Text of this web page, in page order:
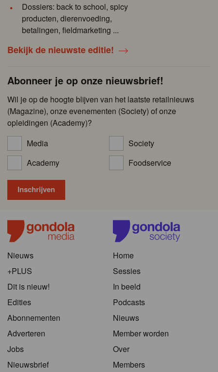
Dossiers: back to school, spicy
producten, dierenvoeding,
betalingen, fieldmarketing ...
Bekijk de nieuwste editie!
Abonneer je op onze nieuwsbrief!
Wil je op de hoogte blijven van het laatste retailnieuws
(Magazine), onze evenementen (Society) of onze
opleidingen (Academy)?
Media
Society
Academy
Foodservice
Nieuws
+PLUS
Dit is nieuw!
Edities
Abonnementen
Adverteren
Jobs
Nieuwsbrief
Home
Sessies
In beeld
Podcasts
Nieuws
Member worden
Over
Members